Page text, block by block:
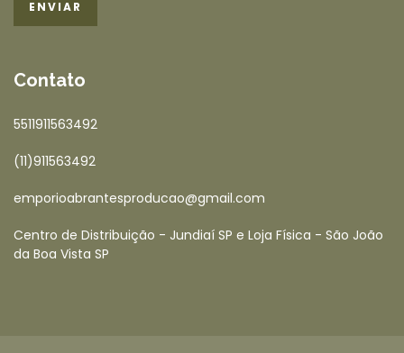
Contato
5511911563492
(11)911563492
emporioabrantesproducao@gmail.com
Centro de Distribuição - Jundiaí SP e Loja Física - São João
da Boa Vista SP